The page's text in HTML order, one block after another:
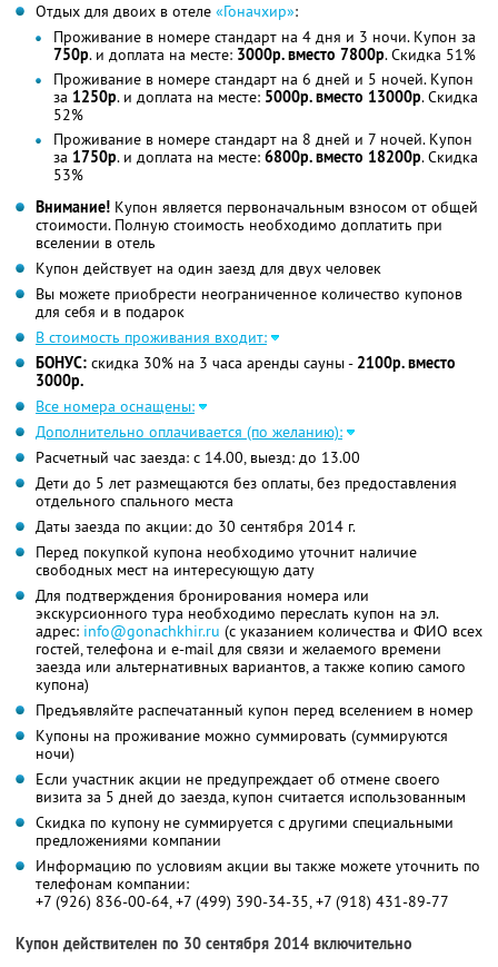
Отдых для двоих в отеле «Гоначхир»:
Проживание в номере стандарт на 4 дня и 3 ночи. Купон за
750р. и доплата на месте: 3000р. вместо 7800р. Скидка 51%
Проживание в номере стандарт на 6 дней и 5 ночей. Купон
за 1250р. и доплата на месте: 5000р. вместо 13000р. Скидка
52%
Проживание в номере стандарт на 8 дней и 7 ночей. Купон
за 1750р. и доплата на месте: 6800р. вместо 18200р. Скидка
53%
Внимание! Купон является первоначальным взносом от общей
стоимости. Полную стоимость необходимо доплатить при
вселении в отель
Купон действует на один заезд для двух человек
Вы можете приобрести неограниченное количество купонов
для себя и в подарок
В стоимость проживания входит:
БОНУС: скидка 30% на 3 часа аренды сауны - 2100р. вместо
3000р.
Все номера оснащены:
Дополнительно оплачивается (по желанию):
Расчетный час заезда: с 14.00, выезд: до 13.00
Дети до 5 лет размещаются без оплаты, без предоставления
отдельного спального места
Даты заезда по акции: до 30 сентября 2014 г.
Перед покупкой купона необходимо уточнит наличие
свободных мест на интересующую дату
Для подтверждения бронирования номера или
экскурсионного тура необходимо переслать купон на эл.
адрес: info@gonachkhir.ru (с указанием количества и ФИО всех
гостей, телефона и e-mail для связи и желаемого времени
заезда или альтернативных вариантов, а также копию самого
купона)
Предъявляйте распечатанный купон перед вселением в номер
Купоны на проживание можно суммировать (суммируются
ночи)
Если участник акции не предупреждает об отмене своего
визита за 5 дней до заезда, купон считается использованным
Скидка по купону не суммируется с другими специальными
предложениями компании
Информацию по условиям акции вы также можете уточнить по
телефонам компании:
+7 (926) 836-00-64, +7 (499) 390-34-35, +7 (918) 431-89-77
Купон действителен по 30 сентября 2014 включительно